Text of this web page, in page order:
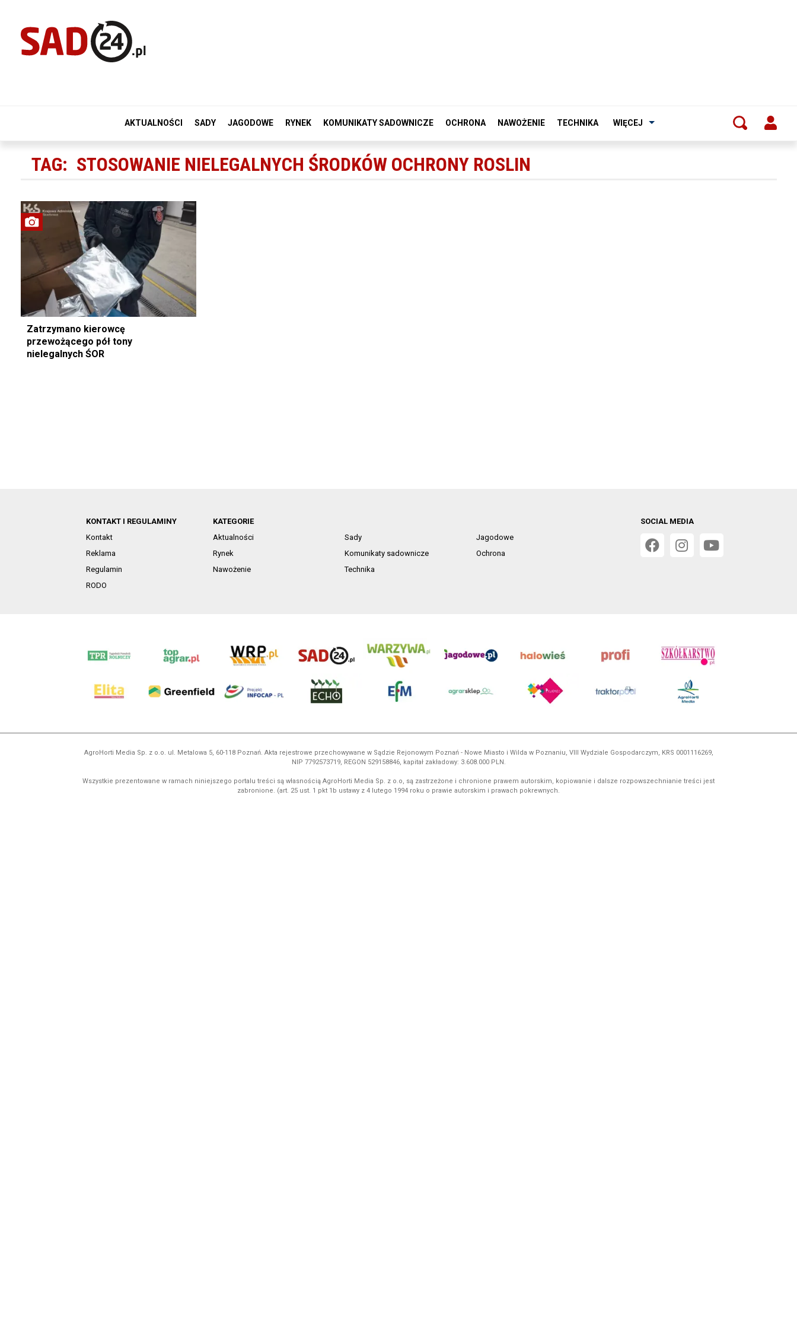
AKTUALNOŚCI SADY JAGODOWE RYNEK KOMUNIKATY SADOWNICZE OCHRONA NAWOŻENIE TECHNIKA WIĘCEJ
TAG: STOSOWANIE NIELEGALNYCH ŚRODKÓW OCHRONY ROSLIN
Zatrzymano kierowcę
przewożącego pół tony
nielegalnych ŚOR
KONTAKT I REGULAMINY
Kontakt
Reklama
Regulamin
RODO
KATEGORIE
Aktualności
Sady
Jagodowe
Rynek
Komunikaty sadownicze
Ochrona
Nawożenie
Technika
SOCIAL MEDIA
AgroHorti Media Sp. z o.o. ul. Metalowa 5, 60-118 Poznań. Akta rejestrowe przechowywane w Sądzie Rejonowym Poznań - Nowe Miasto i Wilda w Poznaniu, VIII Wydziale Gospodarczym, KRS 0001116269,
NIP 7792573719, REGON 529158846, kapitał zakładowy: 3.608.000 PLN.
Wszystkie prezentowane w ramach niniejszego portalu treści są własnością AgroHorti Media Sp. z o.o, są zastrzeżone i chronione prawem autorskim, kopiowanie i dalsze rozpowszechnianie treści jest
zabronione. (art. 25 ust. 1 pkt 1b ustawy z 4 lutego 1994 roku o prawie autorskim i prawach pokrewnych.